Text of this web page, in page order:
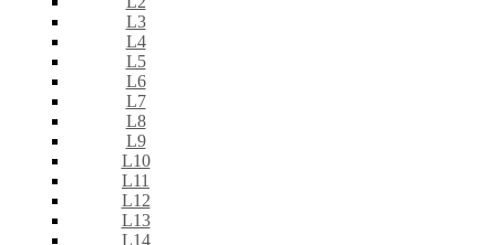
L3
L4
L5
L6
L7
L8
L9
L10
L11
L12
L13
L14